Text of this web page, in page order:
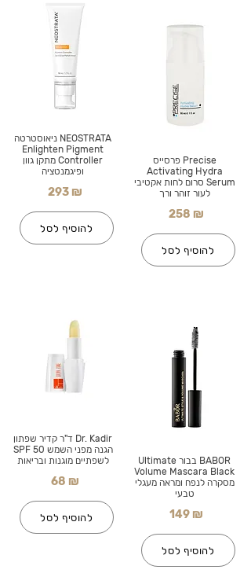
NEOSTRATA ניאוסטרטה
Enlighten Pigment
Controller מתקן גוון
ופיגמנטציה
293 ₪
להוסיף לסל
Dr. Kadir ד"ר קדיר שפתון
הגנה מפני השמש SPF 50
לשפתיים מוגנות ובריאות
68 ₪
להוסיף לסל
Precise פרסייס
Activating Hydra
Serum סרום לחות אקטיבי
לעור זוהר ורך
258 ₪
להוסיף לסל
BABOR בבור Ultimate
Volume Mascara Black
מסקרה לנפח ומראה מעגלי
טבעי
149 ₪
להוסיף לסל